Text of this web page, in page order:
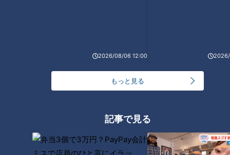
2026/08/06 12:00
もっと見る
記事で見る
つ特訓。名づけて「Dirty Hustle 99（ダーティー・ハッス
ル・ナインティナイン）」。１軍のメニュー表に書き込まれ、
日は、藤嶋健人、高橋宏斗（※「高」は「はしごだか」）、そ
して松木平優太が、３人１組でノックを受けた。